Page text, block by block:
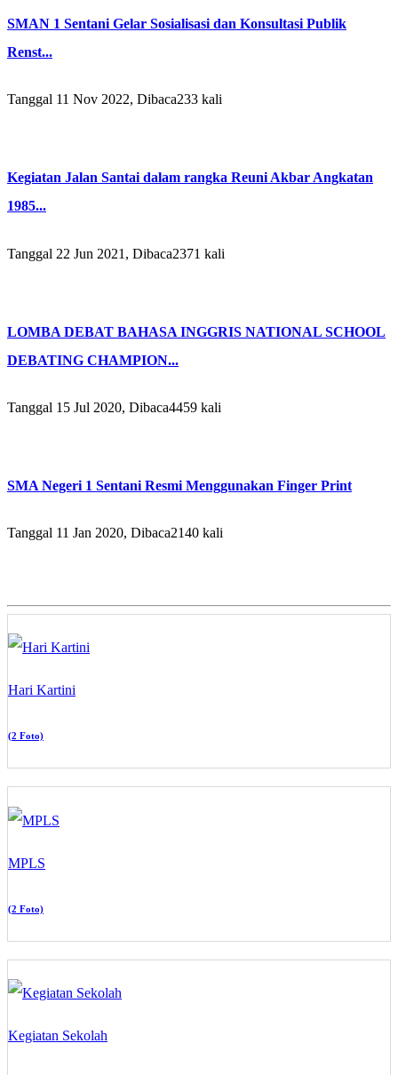
SMAN 1 Sentani Gelar Sosialisasi dan Konsultasi Publik
Renst...
Tanggal 11 Nov 2022, Dibaca233 kali
Kegiatan Jalan Santai dalam rangka Reuni Akbar Angkatan
1985...
Tanggal 22 Jun 2021, Dibaca2371 kali
LOMBA DEBAT BAHASA INGGRIS NATIONAL SCHOOL
DEBATING CHAMPION...
Tanggal 15 Jul 2020, Dibaca4459 kali
SMA Negeri 1 Sentani Resmi Menggunakan Finger Print
Tanggal 11 Jan 2020, Dibaca2140 kali
Hari Kartini
(2 Foto)
MPLS
(2 Foto)
Kegiatan Sekolah